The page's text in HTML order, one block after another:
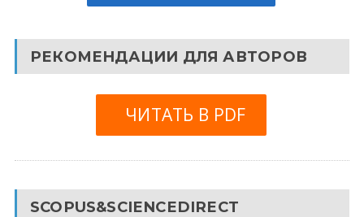
РЕКОМЕНДАЦИИ ДЛЯ АВТОРОВ
ЧИТАТЬ В PDF
SCOPUS&SCIENCEDIRECT